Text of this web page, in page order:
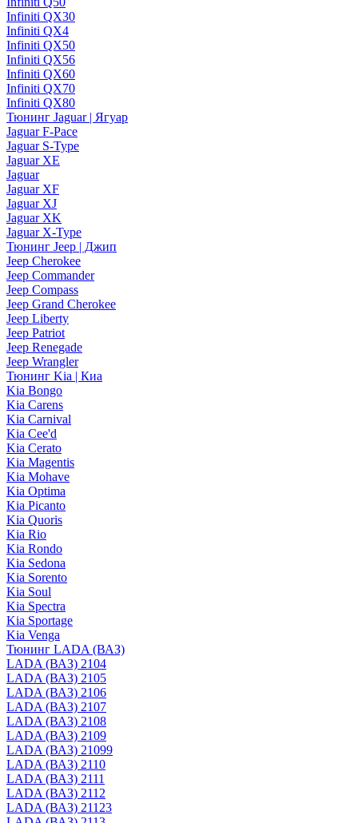
Infiniti QX30
Infiniti QX4
Infiniti QX50
Infiniti QX56
Infiniti QX60
Infiniti QX70
Infiniti QX80
Тюнинг Jaguar | Ягуар
Jaguar F-Pace
Jaguar S-Type
Jaguar XE
Jaguar
Jaguar XF
Jaguar XJ
Jaguar XK
Jaguar X-Type
Тюнинг Jeep | Джип
Jeep Cherokee
Jeep Commander
Jeep Compass
Jeep Grand Cherokee
Jeep Liberty
Jeep Patriot
Jeep Renegade
Jeep Wrangler
Тюнинг Kia | Киа
Kia Bongo
Kia Carens
Kia Carnival
Kia Cee'd
Kia Cerato
Kia Magentis
Kia Mohave
Kia Optima
Kia Picanto
Kia Quoris
Kia Rio
Kia Rondo
Kia Sedona
Kia Sorento
Kia Soul
Kia Spectra
Kia Sportage
Kia Venga
Тюнинг LADA (ВАЗ)
LADA (ВАЗ) 2104
LADA (ВАЗ) 2105
LADA (ВАЗ) 2106
LADA (ВАЗ) 2107
LADA (ВАЗ) 2108
LADA (ВАЗ) 2109
LADA (ВАЗ) 21099
LADA (ВАЗ) 2110
LADA (ВАЗ) 2111
LADA (ВАЗ) 2112
LADA (ВАЗ) 21123